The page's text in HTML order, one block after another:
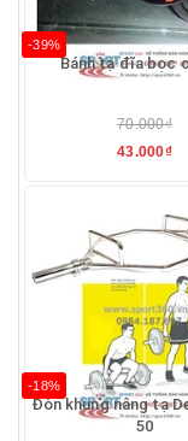
-39%
Bánh tạ đĩa bọc
70.000₫
43.000₫
-18%
Đòn khung nâng tạ
50